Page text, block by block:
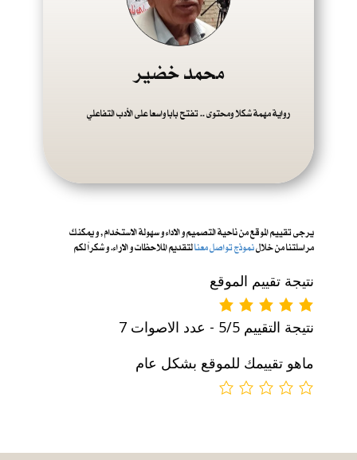
محمد خضير
رواية مهمة شكلا ومحتوى .. تفتح بابا واسعا على الأدب التفاعلي
يرجى تقييم الموقع من ناحية التصميم و الاداء و سهولة الاستخدام , و يمكنك
مراسلتنا من خلالنموذج تواصل معنالتقديم الملاحظات و الاراء. و شكراً لكم
نتيجة تقييم الموقع
نتيجة التقييم 5/5 - عدد الاصوات 7
ماهو تقييمك للموقع بشكل عام